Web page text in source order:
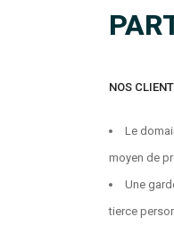
NOS
Le
moyen de
Une
tierce